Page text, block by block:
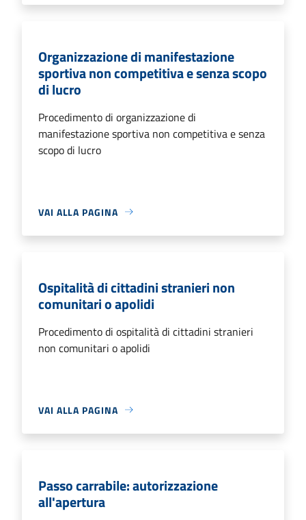
Organizzazione di manifestazione
sportiva non competitiva e senza scopo
di lucro
Procedimento di organizzazione di
manifestazione sportiva non competitiva e senza
scopo di lucro
VAI ALLA PAGINA
Ospitalità di cittadini stranieri non
comunitari o apolidi
Procedimento di ospitalità di cittadini stranieri
non comunitari o apolidi
VAI ALLA PAGINA
Passo carrabile: autorizzazione
all'apertura